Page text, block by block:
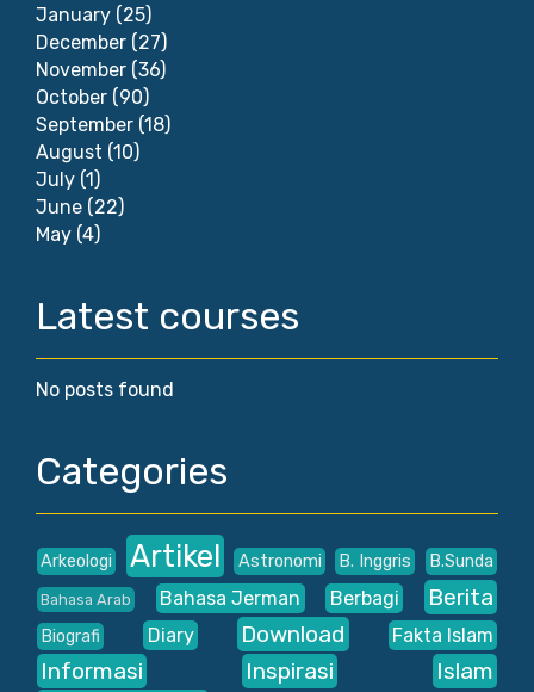
January (25)
December (27)
November (36)
October (90)
September (18)
August (10)
July (1)
June (22)
May (4)
Latest courses
No posts found
Categories
Arkeologi Artikel Astronomi B. Inggris B.Sunda
Bahasa Arab Bahasa Jerman Berbagi Berita
Biografi Diary Download Fakta Islam
Informasi Inspirasi Islam